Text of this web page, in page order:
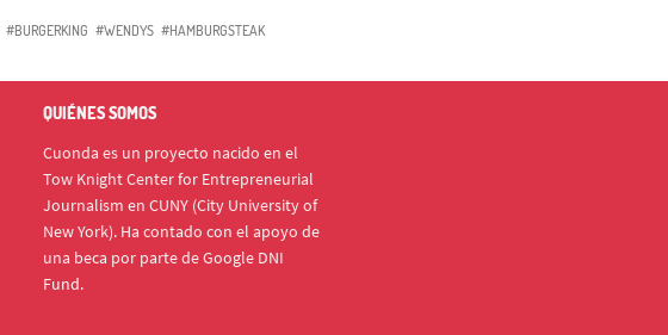
#BURGERKING #WENDYS #HAMBURGSTEAK
QUIÉNES SOMOS
Cuonda es un proyecto nacido en el
Tow Knight Center for Entrepreneurial
Journalism en CUNY (City University of
New York). Ha contado con el apoyo de
una beca por parte de Google DNI
Fund.